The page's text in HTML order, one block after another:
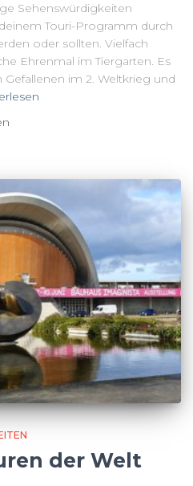
Sehenswürdigkeiten
Touri-Programm durch
oder sollten. Vielfach
Ehrenmal im Tiergarten. Es
im 2. Weltkrieg und
der Welt